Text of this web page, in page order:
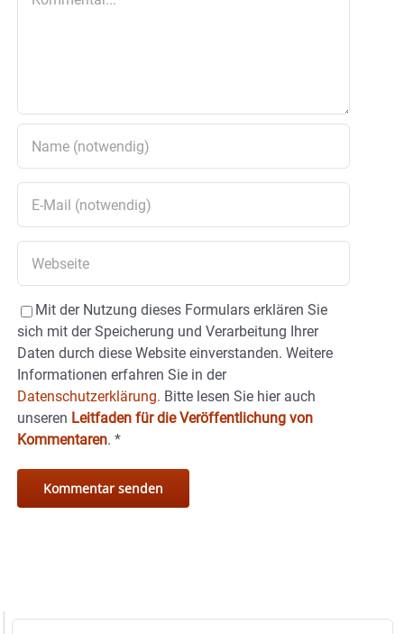
Mit der Nutzung dieses Formulars erklären Sie
sich mit der Speicherung und Verarbeitung Ihrer
Daten durch diese Website einverstanden. Weitere
Informationen erfahren Sie in der
Datenschutzerklärung. Bitte lesen Sie hier auch
unseren Leitfaden für die Veröffentlichung von
Kommentaren. *